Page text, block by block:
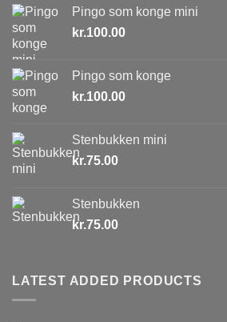
Pingo som konge mini
kr.100.00
Pingo som konge
kr.100.00
Stenbukken mini
kr.75.00
Stenbukken
kr.75.00
LATEST ADDED PRODUCTS